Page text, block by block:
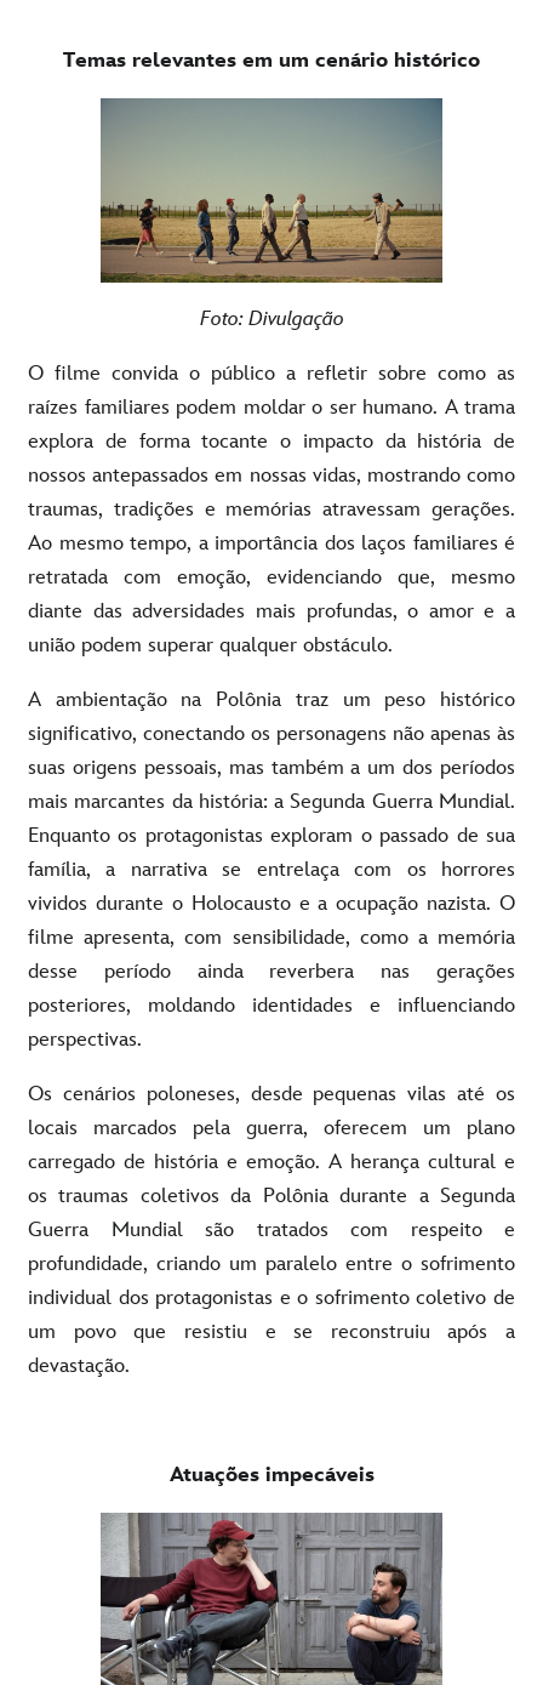
Temas relevantes em um cenário histórico
Foto: Divulgação
O filme convida o público a refletir sobre como as
raízes familiares podem moldar o ser humano. A trama
explora de forma tocante o impacto da história de
nossos antepassados em nossas vidas, mostrando como
traumas, tradições e memórias atravessam gerações.
Ao mesmo tempo, a importância dos laços familiares é
retratada com emoção, evidenciando que, mesmo
diante das adversidades mais profundas, o amor e a
união podem superar qualquer obstáculo.
A ambientação na Polônia traz um peso histórico
significativo, conectando os personagens não apenas às
suas origens pessoais, mas também a um dos períodos
mais marcantes da história: a Segunda Guerra Mundial.
Enquanto os protagonistas exploram o passado de sua
família, a narrativa se entrelaça com os horrores
vividos durante o Holocausto e a ocupação nazista. O
filme apresenta, com sensibilidade, como a memória
desse período ainda reverbera nas gerações
posteriores, moldando identidades e influenciando
perspectivas.
Os cenários poloneses, desde pequenas vilas até os
locais marcados pela guerra, oferecem um plano
carregado de história e emoção. A herança cultural e
os traumas coletivos da Polônia durante a Segunda
Guerra Mundial são tratados com respeito e
profundidade, criando um paralelo entre o sofrimento
individual dos protagonistas e o sofrimento coletivo de
um povo que resistiu e se reconstruiu após a
devastação.
Atuações impecáveis